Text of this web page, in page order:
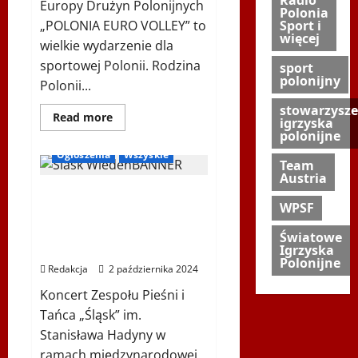
Europy Drużyn Polonijnych
„POLONIA EURO VOLLEY” to
wielkie wydarzenie dla
sportowej Polonii. Rodzina
Polonii...
Read moreDowiedz
się
III
Siatkarskie
Ogłoszenia Wszyskie
Redakcja 2 października 2024
Koncert Zespołu Pieśni i
Tańca „Śląsk” im.
Stanisława Hadyny w
Polonia
Sport i
więcej
sport
polonijny
igrzyska
polonijne
Team
Austria
WPSF
Światowe
Igrzyska
Polonijne